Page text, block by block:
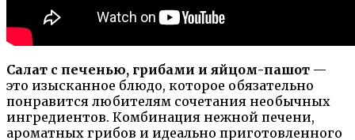
Салат с печенью, грибами и яйцом-пашот —
это изысканное блюдо, которое обязательно
понравится любителям сочетания необычных
ингредиентов. Комбинация нежной печени,
ароматных грибов и идеально приготовленного